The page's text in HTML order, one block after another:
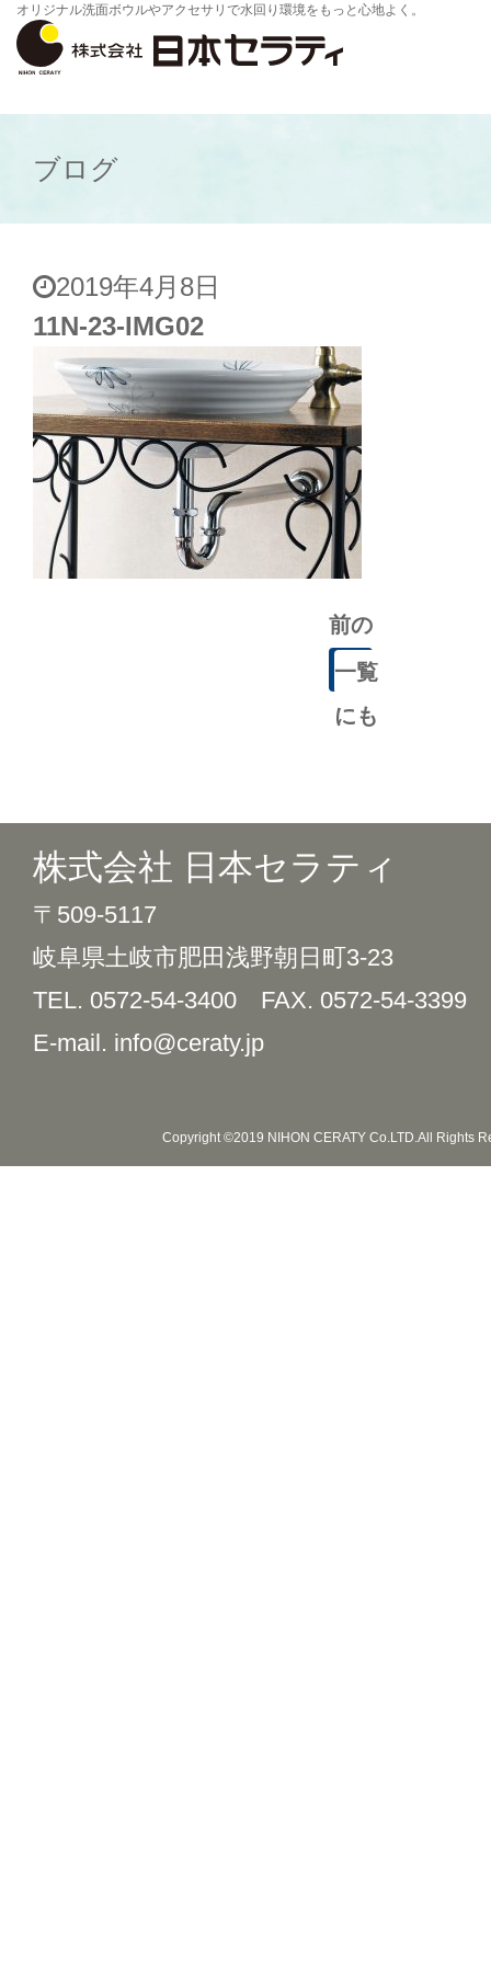
オリジナル洗面ボウルやアクセサリで水回り環境をもっと心地よく。
ブログ
2019年4月8日
11N-23-IMG02
前の
記事
一覧
にも
株式会社 日本セラティ
〒509-5117
岐阜県土岐市肥田浅野朝日町3-23
TEL. 0572-54-3400 FAX. 0572-54-3399
E-mail. info@ceraty.jp
Copyright ©2019 NIHON CERATY Co.LTD.All Rights